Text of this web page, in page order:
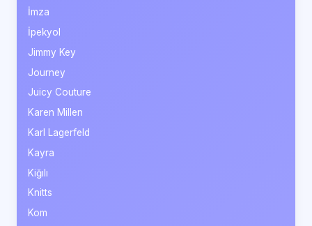
İmza
İpekyol
Jimmy Key
Journey
Juicy Couture
Karen Millen
Karl Lagerfeld
Kayra
Kiğılı
Knitts
Kom